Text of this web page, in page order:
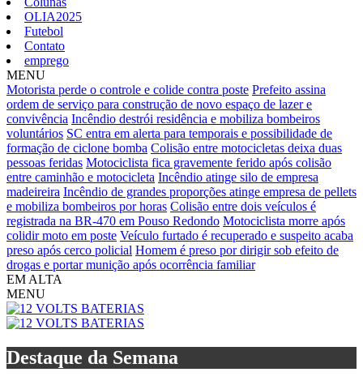
OLIA2025
Futebol
Contato
emprego
MENU
Motorista perde o controle e colide contra poste Prefeito assina
ordem de serviço para construção de novo espaço de lazer e
convivência Incêndio destrói residência e mobiliza bombeiros
voluntários SC entra em alerta para temporais e possibilidade de
formação de ciclone bomba Colisão entre motocicletas deixa duas
pessoas feridas Motociclista fica gravemente ferido após colisão
entre caminhão e motocicleta Incêndio atinge silo de empresa
madeireira Incêndio de grandes proporções atinge empresa de pellets
e mobiliza bombeiros por horas Colisão entre dois veículos é
registrada na BR-470 em Pouso Redondo Motociclista morre após
colidir moto em poste Veículo furtado é recuperado e suspeito acaba
preso após cerco policial Homem é preso por dirigir sob efeito de
drogas e portar munição após ocorrência familiar
EM ALTA
MENU
Destaque da Semana